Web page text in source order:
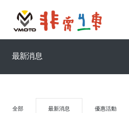
最新消息
全部 最新消息 優惠活動